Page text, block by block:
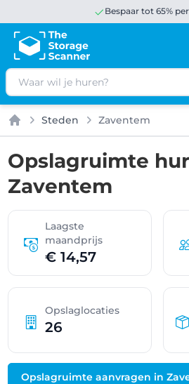
Bespaar tot 65%
Zoeken
Home
Steden Zaventem
Opslagruimte
Zaventem
Laagste
maandprijs
€ 14,57
Opslaglocaties
26
Opslagruimte aanvragen in